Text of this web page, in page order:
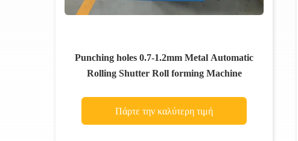
Punching holes 0.7-1.2mm Metal Automatic
Rolling Shutter Roll forming Machine
Πάρτε την καλύτερη τιμή